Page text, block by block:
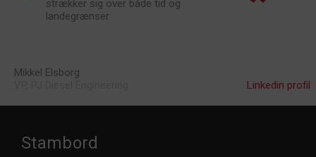
strækker sig over både tid og
landegrænser
Mikkel Elsborg
Linkedin profil
Stambord